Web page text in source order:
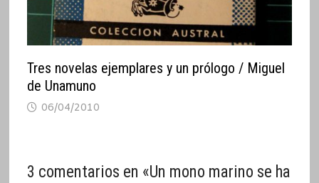
Tres novelas ejemplares y un prólogo / Miguel
de Unamuno
06/04/2010
3 comentarios en «Un mono marino se ha